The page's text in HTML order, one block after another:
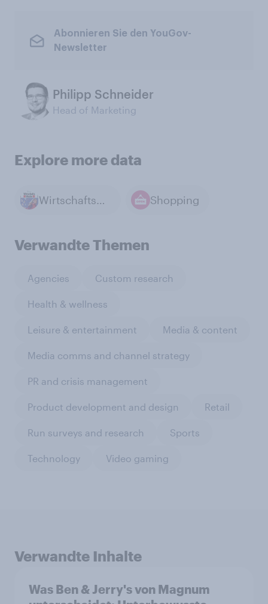
Abonnieren Sie den YouGov-
Newsletter
Philipp Schneider
Head of Marketing
Explore more data
Wirtschaftswoche Shopping
Verwandte Themen
Agencies Custom research
Health & wellness
Leisure & entertainment Media & content
Media comms and channel strategy
PR and crisis management
Product development and design Retail
Run surveys and research Sports
Technology Video gaming
Verwandte Inhalte
Was Ben & Jerry's von Magnum